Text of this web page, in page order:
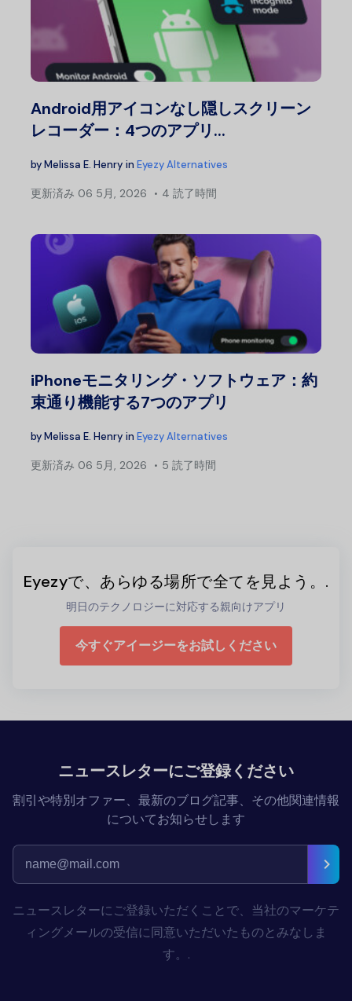
Android用アイコンなし隠しスクリーン
レコーダー：4つのアプリ...
byMelissa E. Henry in Eyezy Alternatives
更新済み 06 5月, 2026 4 読了時間
iPhoneモニタリング・ソフトウェア：約
束通り機能する7つのアプリ
byMelissa E. Henry in Eyezy Alternatives
更新済み 06 5月, 2026 5 読了時間
Eyezyで、あらゆる場所で全てを見よう。.
明日のテクノロジーに対応する親向けアプリ
今すぐアイージーをお試しください
ニュースレターにご登録ください
割引や特別オファー、最新のブログ記事、その他関連情報
についてお知らせします
ニュースレターにご登録いただくことで、当社のマーケテ
ィングメールの受信に同意いただいたものとみなしま
す。.